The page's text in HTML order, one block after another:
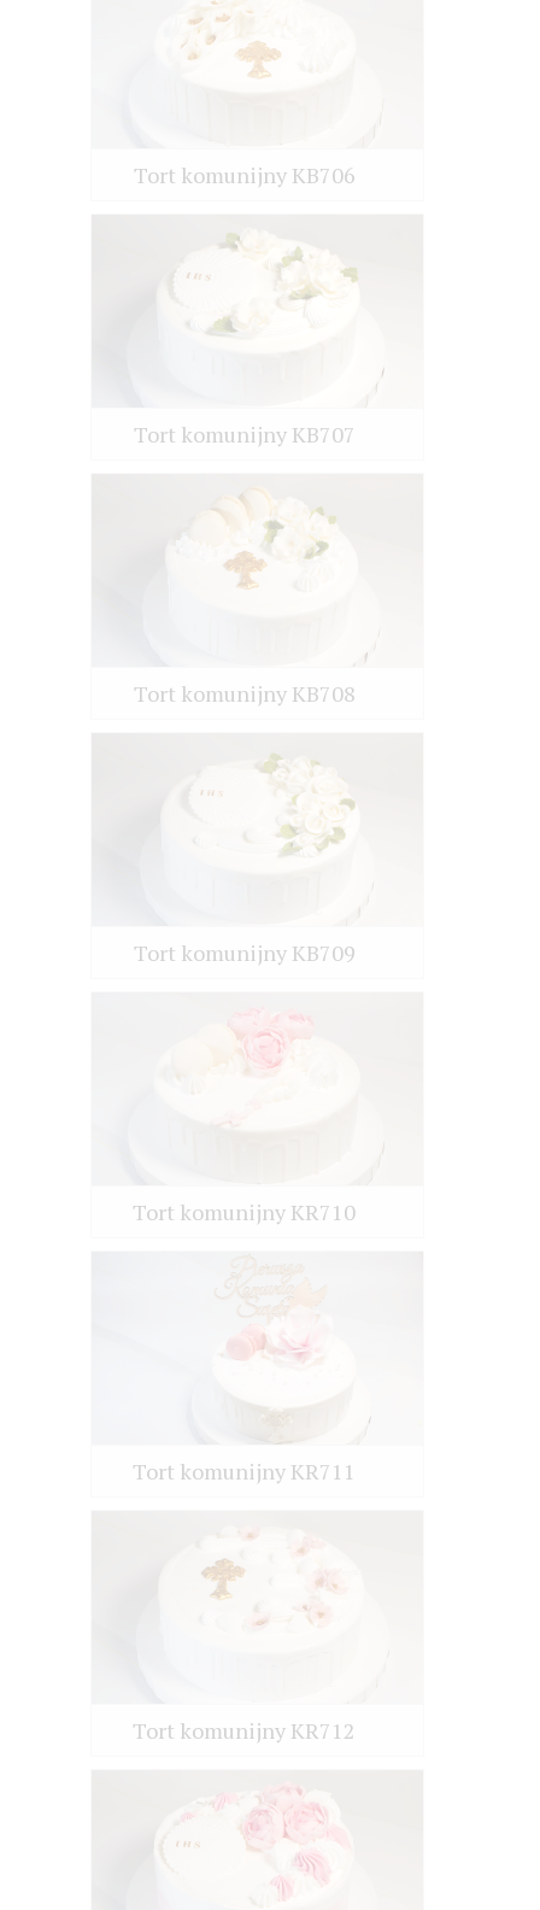
Tort komunijny KB706
Tort komunijny KB707
Tort komunijny KB708
Tort komunijny KB709
Tort komunijny KR710
Tort komunijny KR711
Tort komunijny KR712